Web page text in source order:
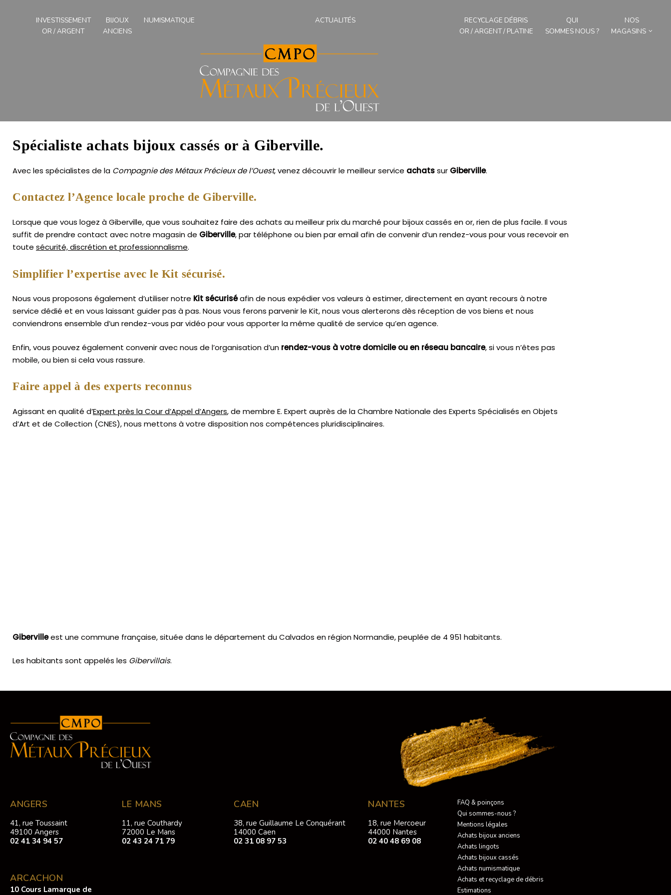
INVESTISSEMENT
OR / ARGENT
BIJOUX
ANCIENS
NUMISMATIQUE ACTUALITÉS
RECYCLAGE DÉBRIS
OR / ARGENT / PLATINE
QUI
SOMMES NOUS ?
NOS
MAGASINS
Spécialiste achats bijoux cassés or à Giberville.
Avec les spécialistes de la Compagnie des Métaux Précieux de l’Ouest, venez découvrir le meilleur service achatssur Giberville.
Contactez l’Agence locale proche de Giberville.
Lorsque que vous logez à Giberville, que vous souhaitez faire des achats au meilleur prix du marché pour bijoux cassés en or, rien de plus facile. Il vous
suffit de prendre contact avec notre magasin de Giberville, par téléphone ou bien par email afin de convenir d’un rendez-vous pour vous recevoir en
toute sécurité, discrétion et professionnalisme.
Simplifier l’expertise avec le Kit sécurisé.
Nous vous proposons également d’utiliser notre Kit sécuriséafin de nous expédier vos valeurs à estimer, directement en ayant recours à notre
service dédié et en vous laissant guider pas à pas. Nous vous ferons parvenir le Kit, nous vous alerterons dès réception de vos biens et nous
conviendrons ensemble d’un rendez-vous par vidéo pour vous apporter la même qualité de service qu’en agence.
Enfin, vous pouvez également convenir avec nous de l’organisation d’un rendez-vous à votre domicile ou en réseau bancaire, si vous n’êtes pas
mobile, ou bien si cela vous rassure.
Faire appel à des experts reconnus
Agissant en qualité d’Expert près la Cour d’Appel d’Angers, de membre E. Expert auprès de laChambre Nationale des Experts Spécialisés en Objets
d’Art et de Collection (CNES),nous mettons à votre disposition nos compétences pluridisciplinaires.
Gibervilleest une commune française, située dans le département du Calvados en région Normandie, peuplée de 4 951 habitants.
Les habitants sont appelés les Gibervillais.
ANGERS
41, rue Toussaint
49100 Angers
02 41 34 94 57
ARCACHON
10 Cours Lamarque de
LE MANS
11, rue Couthardy
72000 Le Mans
02 43 24 71 79
CAEN
38, rue Guillaume Le Conquérant
14000 Caen
02 31 08 97 53
NANTES
18, rue Mercoeur
44000 Nantes
02 40 48 69 08
FAQ & poinçons
Qui sommes-nous ?
Mentions légales
Achats bijoux anciens
Achats lingots
Achats bijoux cassés
Achats numismatique
Achats et recyclage de débris
Estimations